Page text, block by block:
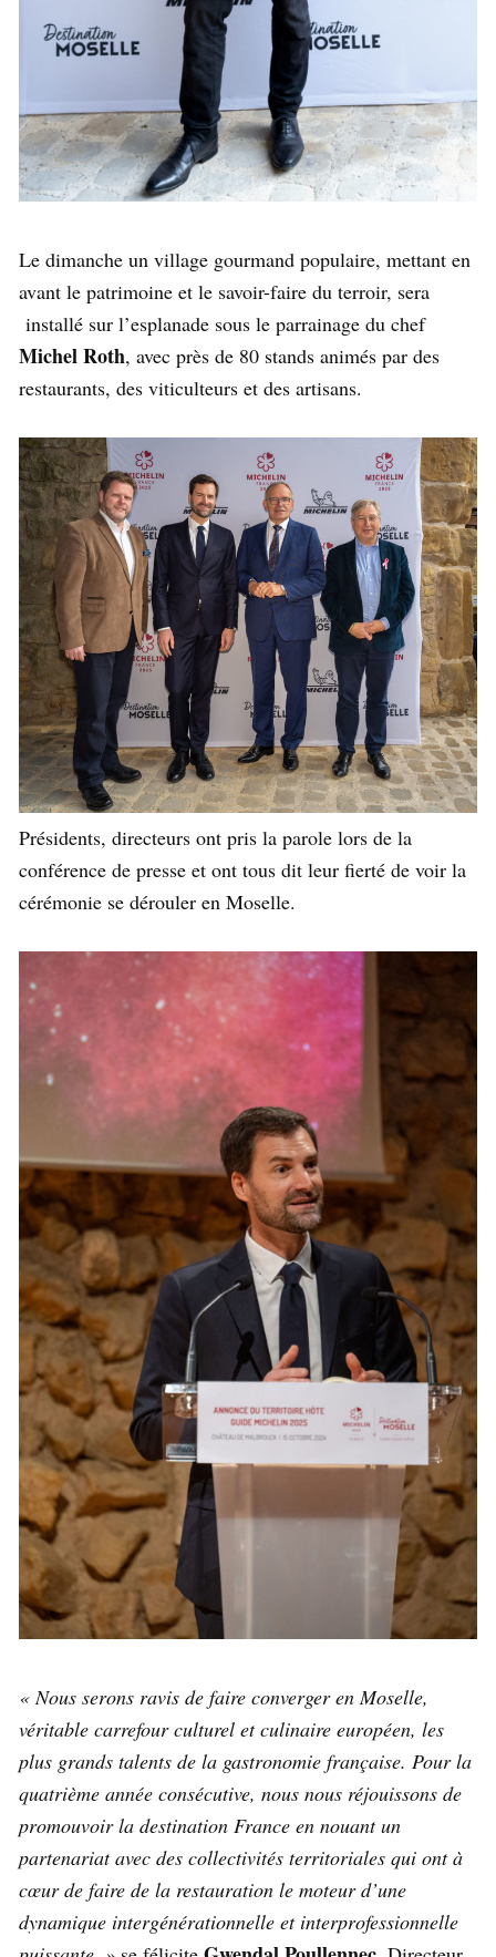
Le dimanche un village gourmand populaire, mettant en
avant le patrimoine et le savoir-faire du terroir, sera
installé sur l’esplanade sous le parrainage du chef
Michel Roth, avec près de 80 stands animés par des
restaurants, des viticulteurs et des artisans.
Présidents, directeurs ont pris la parole lors de la
conférence de presse et ont tous dit leur fierté de voir la
cérémonie se dérouler en Moselle.
« Nous serons ravis de faire converger en Moselle,
véritable carrefour culturel et culinaire européen, les
plus grands talents de la gastronomie française. Pour la
quatrième année consécutive, nous nous réjouissons de
promouvoir la destination France en nouant un
partenariat avec des collectivités territoriales qui ont à
cœur de faire de la restauration le moteur d’une
dynamique intergénérationnelle et interprofessionnelle